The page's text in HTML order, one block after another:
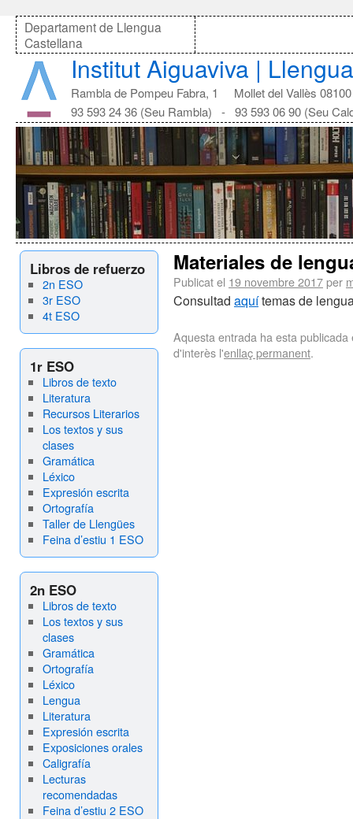
Departament de Llengua
Castellana
Institut Aiguaviva |
Rambla de Pompeu Fabra, 1 Mollet del Vallès 08100
93 593 24 36 (Seu Rambla) - 93 593 06 90 (Seu
Libros de refuerzo
2n ESO
3r ESO
4t ESO
1r ESO
Libros de texto
Literatura
Recursos Literarios
Los textos y sus
clases
Gramática
Léxico
Expresión escrita
Ortografía
Taller de Llengües
Feina d’estiu 1 ESO
2n ESO
Libros de texto
Los textos y sus
clases
Gramática
Ortografía
Léxico
Lengua
Literatura
Expresión escrita
Exposiciones orales
Caligrafía
Lecturas
recomendadas
Feina d’estiu 2 ESO
Materiales de
Publicat el 19 novembre 2017per
Consultad aquítemas de
Aquesta entrada ha esta
d'interès l'enllaç permanent.